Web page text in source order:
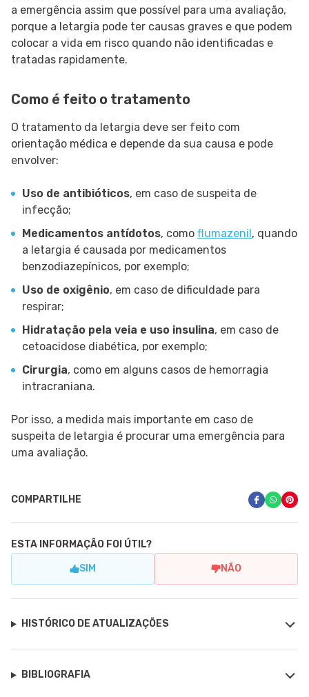
a emergência assim que possível para uma avaliação,
porque a letargia pode ter causas graves e que podem
colocar a vida em risco quando não identificadas e
tratadas rapidamente.
Como é feito o tratamento
O tratamento da letargia deve ser feito com
orientação médica e depende da sua causa e pode
envolver:
Uso de antibióticos, em caso de suspeita de
infecção;
Medicamentos antídotos, como flumazenil , quando
a letargia é causada por medicamentos
benzodiazepínicos, por exemplo;
Uso de oxigênio, em caso de dificuldade para
respirar;
Hidratação pela veia e uso insulina, em caso de
cetoacidose diabética, por exemplo;
Cirurgia, como em alguns casos de hemorragia
intracraniana.
Por isso, a medida mais importante em caso de
suspeita de letargia é procurar uma emergência para
uma avaliação.
COMPARTILHE
ESTA INFORMAÇÃO FOI ÚTIL?
SIM NÃO
HISTÓRICO DE ATUALIZAÇÕES
BIBLIOGRAFIA